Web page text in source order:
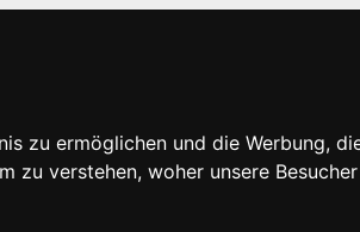
zu ermöglichen und die Werbung,
zu verstehen, woher unsere